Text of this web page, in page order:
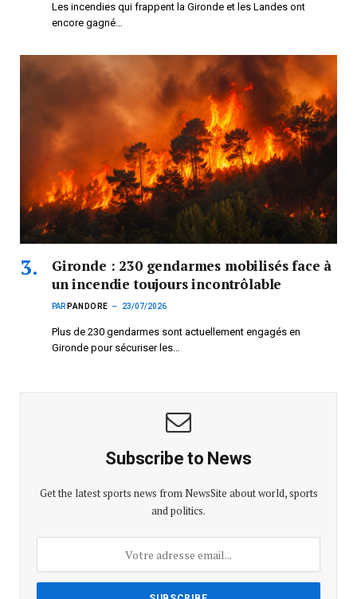
Les incendies qui frappent la Gironde et les Landes ont
encore gagné…
Gironde : 230 gendarmes mobilisés face à
un incendie toujours incontrôlable
PAR PANDORE 23/07/2026
Plus de 230 gendarmes sont actuellement engagés en
Gironde pour sécuriser les…
Subscribe to News
Get the latest sports news from NewsSite about world, sports
and politics.